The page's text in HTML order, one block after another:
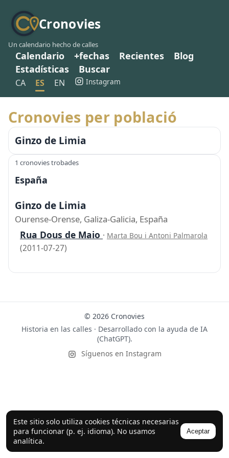
Cronovies
Un calendario hecho de calles
Calendario +fechas Recientes
Blog
Estadísticas
Buscar
CA ES EN Instagram
Este sitio solo utiliza cookies técnicas necesarias
para funcionar (p. ej. idioma). No usamos
analítica.
Aceptar
Cronovies per població
Ginzo de Limia
1 cronovies trobades
España
Ginzo de Limia
Ourense-Orense, Galiza-Galicia, España
Rua Dous de Maio · Marta Bou i Antoni Palmarola
(2011-07-27)
© 2026 Cronovies
Historia en las calles · Desarrollado con la ayuda de IA
(ChatGPT).
Síguenos en Instagram